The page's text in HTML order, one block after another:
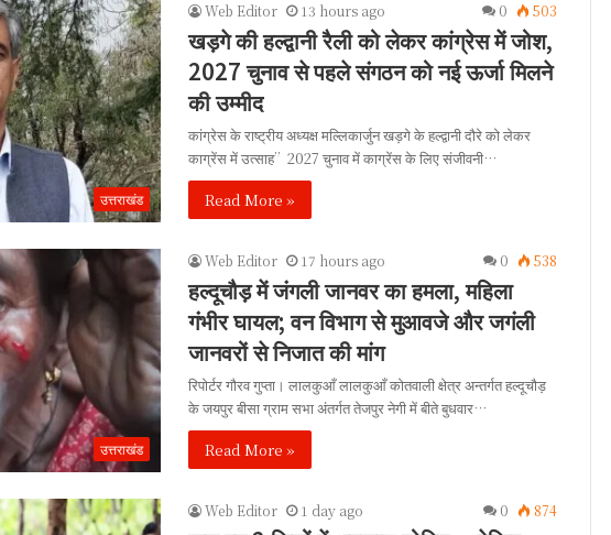
उत्तराखंड
Web Editor 13 hours ago 0 503
खड़गे की हल्द्वानी रैली को लेकर कांग्रेस में जोश,
2027 चुनाव से पहले संगठन को नई ऊर्जा मिलने
की उम्मीद
कांग्रेस के राष्ट्रीय अध्यक्ष मल्लिकार्जुन खड़गे के हल्द्वानी दौरे को लेकर
काग्रेंस में उत्साह”2027 चुनाव में काग्रेंस के लिए संजीवनी…
Read More »
उत्तराखंड
Web Editor 17 hours ago 0 538
हल्दूचौड़ में जंगली जानवर का हमला, महिला
गंभीर घायल; वन विभाग से मुआवजे और जगंली
जानवरों से निजात की मांग
रिपोर्टर गौरव गुप्ता। लालकुआँ लालकुआँ कोतवाली क्षेत्र अन्तर्गत हल्दूचौड़
के जयपुर बीसा ग्राम सभा अंतर्गत तेजपुर नेगी में बीते बुधवार…
Read More »
Web Editor 1 day ago 0 874